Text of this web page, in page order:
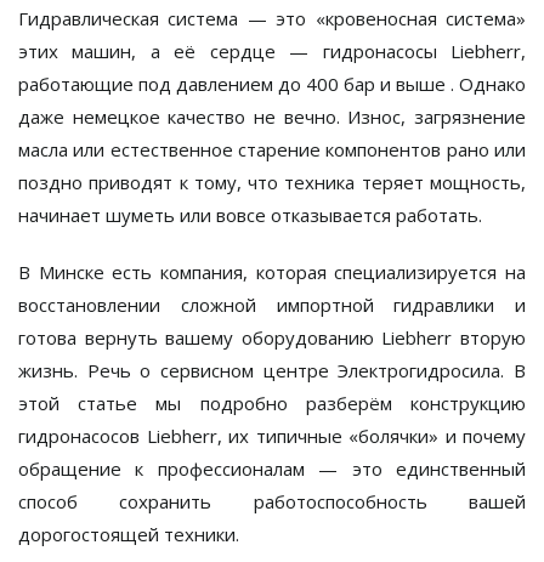
Гидравлическая система — это «кровеносная система»
этих машин, а её сердце — гидронасосы Liebherr,
работающие под давлением до 400 бар и выше . Однако
даже немецкое качество не вечно. Износ, загрязнение
масла или естественное старение компонентов рано или
поздно приводят к тому, что техника теряет мощность,
начинает шуметь или вовсе отказывается работать.
В Минске есть компания, которая специализируется на
восстановлении сложной импортной гидравлики и
готова вернуть вашему оборудованию Liebherr вторую
жизнь. Речь о сервисном центреЭлектрогидросила. В
этой статье мы подробно разберём конструкцию
гидронасосов Liebherr, их типичные «болячки» и почему
обращение к профессионалам — это единственный
способ сохранить работоспособность вашей
дорогостоящей техники.